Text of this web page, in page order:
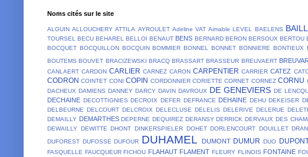
Noms cités sur le site
ALGUIN ALLOUCHERY ATTILA AYROULET Adeline VAT Aimable LEVEL BAELENS
TOURSEL
BECU BEHAREL BELLOI BENAUT BENS BERNARD BERON BERSOUX BERTOU
BOCQUET BOCQUILLON BOCQUIN BOMMIER BONNEL BONNET BONNIERE BONTIEUX
BOUTEMS BOUVET BRACIZEWSKI BRACQ BRASSART BRASSEUR BREUVAERT
CANLAERT CARDON CARLIER CARNEZ CARON CARPENTIER CARRIER CATEZ
CODRON COINTET CONI COPIN CORDONNIER CORIETTE CORNET CORNEZ CORNU
DACHEUX DAMIENS DANNEY DARCY DAVIN DAVROUX DE GENEVIERS DE
DECHAINE DECOTTIGNIES DECROIX DEFER DEFRANCE DEHAINE DEHU DEKEISER
DELBEURNE DELCOURT DELCROIX DELECLUSE DELELIS DELERIVE DELERUE
DEMAILLY DEMARTHES DEPERNE DEQUIREZ DERANSY DERRICK DERVAUX DES
DEWAILLY DEWITTE DHONT DINKERSPIELER DOHET DORLENCOURT DOUILLET
DUFOREST DUFOSSE DUFOUR DUHAMEL DUMONT DUMUR DUO
FASQUELLE FAUCQUEUR FICHOU FLAHAUT FLAMENT FLEURY FLINOIS FONTAINE